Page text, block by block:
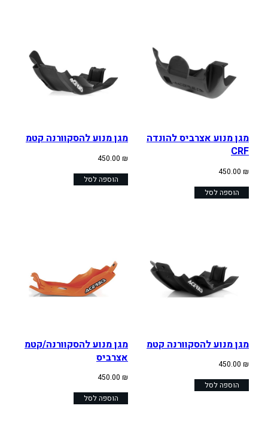
מגן מנוע אצרביס להונדה
CRF
450.00 ₪
הוספה לסל
מגן מנוע להסקוורנה קטמ
450.00 ₪
הוספה לסל
מגן מנוע להסקוורנה קטמ
450.00 ₪
הוספה לסל
מגן מנוע להסקוורנה/קטמ
אצרביס
450.00 ₪
הוספה לסל